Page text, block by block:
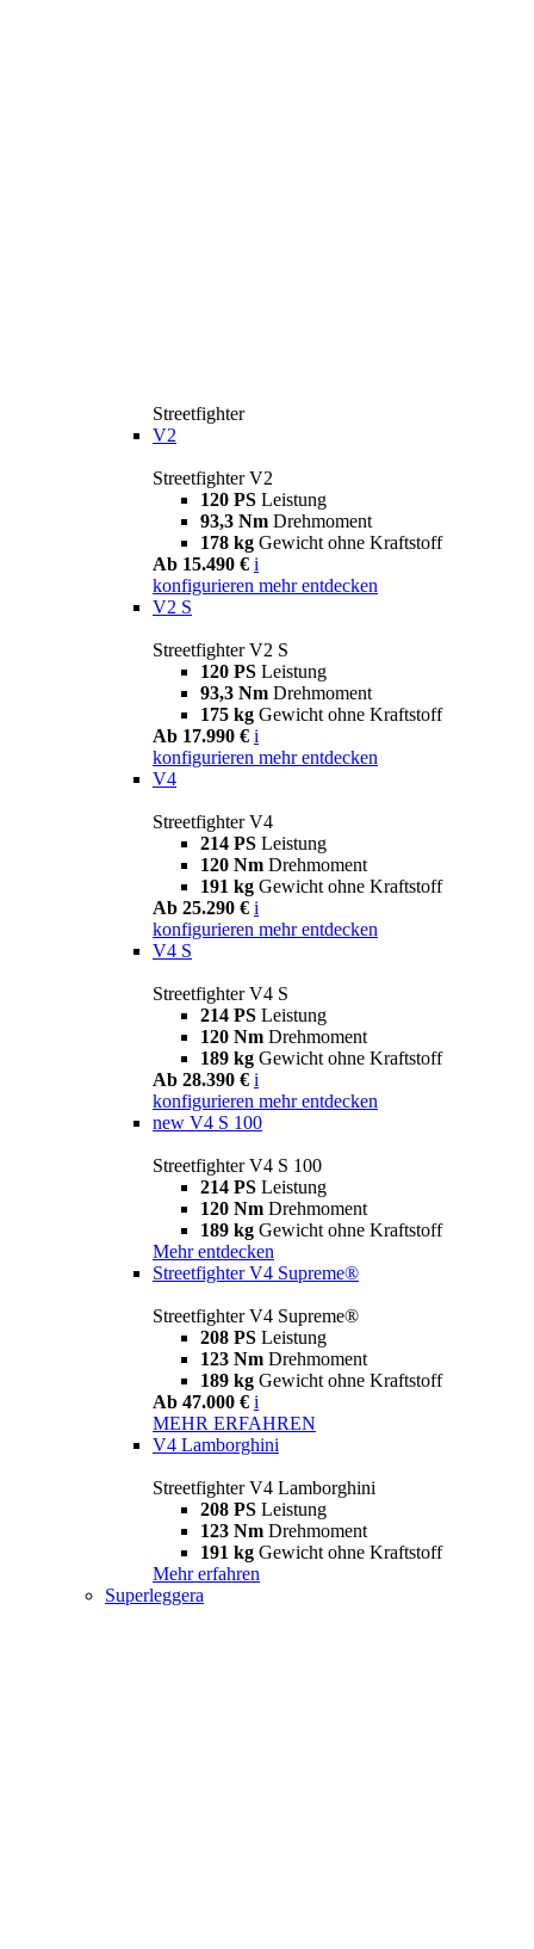
Streetfighter
V2
Streetfighter V2
120 PS Leistung
93,3 Nm Drehmoment
178 kg Gewicht ohne Kraftstoff
Ab 15.490 € i
konfigurieren mehr entdecken
V2 S
Streetfighter V2 S
120 PS Leistung
93,3 Nm Drehmoment
175 kg Gewicht ohne Kraftstoff
Ab 17.990 € i
konfigurieren mehr entdecken
V4
Streetfighter V4
214 PS Leistung
120 Nm Drehmoment
191 kg Gewicht ohne Kraftstoff
Ab 25.290 € i
konfigurieren mehr entdecken
V4 S
Streetfighter V4 S
214 PS Leistung
120 Nm Drehmoment
189 kg Gewicht ohne Kraftstoff
Ab 28.390 € i
konfigurieren mehr entdecken
new V4 S 100
Streetfighter V4 S 100
214 PS Leistung
120 Nm Drehmoment
189 kg Gewicht ohne Kraftstoff
Mehr entdecken
Streetfighter V4 Supreme®
Streetfighter V4 Supreme®
208 PS Leistung
123 Nm Drehmoment
189 kg Gewicht ohne Kraftstoff
Ab 47.000 € i
MEHR ERFAHREN
V4 Lamborghini
Streetfighter V4 Lamborghini
208 PS Leistung
123 Nm Drehmoment
191 kg Gewicht ohne Kraftstoff
Mehr erfahren
Superleggera